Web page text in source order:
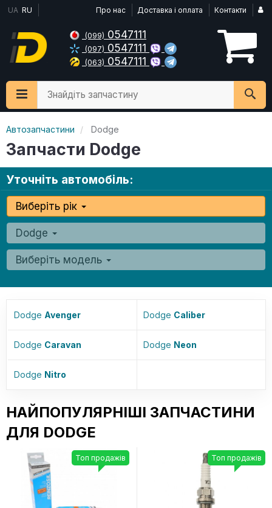
UA RU Про нас Доставка і оплата Контакти
(099) 0547111
(097) 0547111
(063) 0547111
Знайдіть запчастину
Автозапчастини Dodge
Запчасти Dodge
Уточніть автомобіль:
Виберіть рік
Dodge
Виберіть модель
Dodge Avenger Dodge Caliber
Dodge Caravan Dodge Neon
Dodge Nitro
НАЙПОПУЛЯРНІШІ ЗАПЧАСТИНИ
ДЛЯ DODGE
Топ продажів Топ продажів